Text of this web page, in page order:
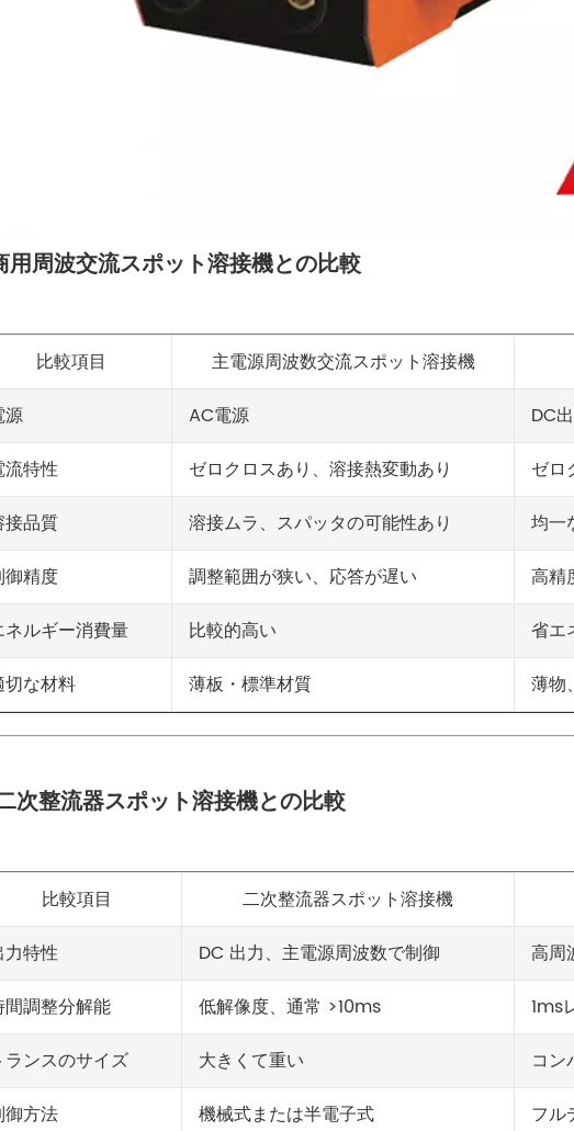
用周波交流スポット溶接機との比較
比較項目 主電源周波数交流スポット溶接機
源 AC電源 DC
流特性 ゼロクロスあり、溶接熱変動あり ゼロ
接品質 溶接ムラ、スパッタの可能性あり 均一
御精度 調整範囲が狭い、応答が遅い 高精
ネルギー消費量 比較的高い 省エ
切な材料 薄板・標準材質 薄物
次整流器スポット溶接機との比較
比較項目 二次整流器スポット溶接機
力特性 DC 出力、主電源周波数で制御 高周
間調整分解能 低解像度、通常 >10ms 1ms
ランスのサイズ 大きくて重い コン
御方法 機械式または半電子式 フル